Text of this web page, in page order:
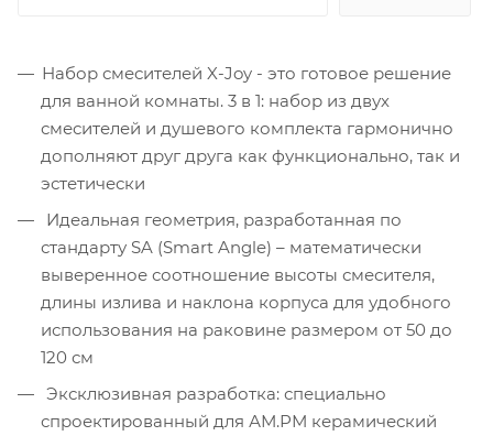
Набор смесителей X-Joy - это готовое решение
для ванной комнаты. 3 в 1: набор из двух
смесителей и душевого комплекта гармонично
дополняют друг друга как функционально, так и
эстетически
Идеальная геометрия, разработанная по
стандарту SA (Smart Angle) – математически
выверенное соотношение высоты смесителя,
длины излива и наклона корпуса для удобного
использования на раковине размером от 50 до
120 см
Эксклюзивная разработка: специально
спроектированный для АМ.РМ керамический